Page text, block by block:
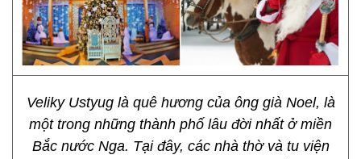
Veliky Ustyug là quê hương của ông già Noel, là
một trong những thành phố lâu đời nhất ở miền
Bắc nước Nga. Tại đây, các nhà thờ và tu viện